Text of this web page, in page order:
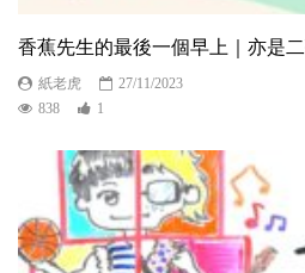
香蕉先生的最後一個早上｜亦是
紙老虎
27/11/2023
838
1